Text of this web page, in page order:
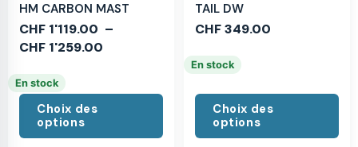
HM CARBON MAST
CHF 1'119.00 –
CHF 1'259.00
En stock
Choix des
options
TAIL DW
CHF349.00
En stock
Choix des
options